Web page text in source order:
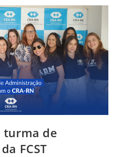
turma de
FCST